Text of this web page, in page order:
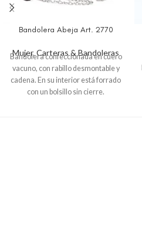
Bandolera Abeja Art. 2770
Mujer, Carteras & Bandoleras
Bandolera confeccionada en cuero
vacuno, con rabillo desmontable y
cadena. En su interior está forrado
con un bolsillo sin cierre.